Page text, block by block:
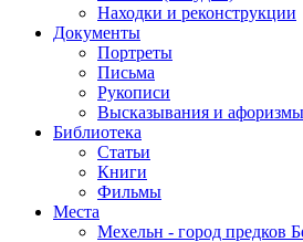
Находки и реконструкции
Документы
Портреты
Письма
Рукописи
Высказывания и афоризмы
Библиотека
Статьи
Книги
Фильмы
Места
Мехельн - город предков